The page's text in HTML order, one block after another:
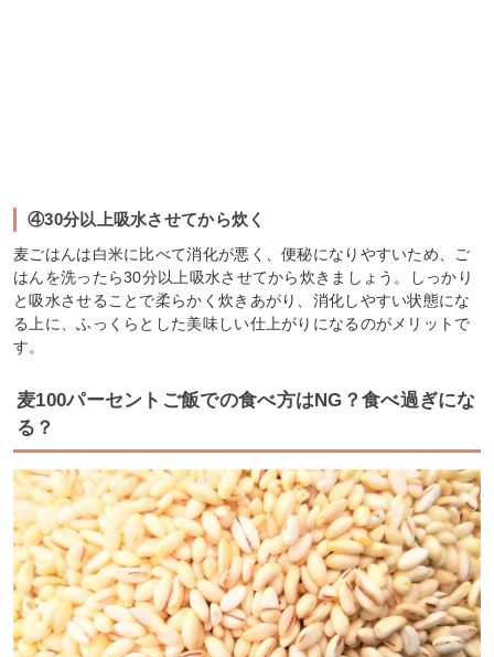
④30分以上吸水させてから炊く
麦ごはんは白米に比べて消化が悪く、便秘になりやすいため、ご
はんを洗ったら30分以上吸水させてから炊きましょう。しっかり
と吸水させることで柔らかく炊きあがり、消化しやすい状態にな
る上に、ふっくらとした美味しい仕上がりになるのがメリットで
す。
麦100パーセントご飯での食べ方はNG？食べ過ぎにな
る？